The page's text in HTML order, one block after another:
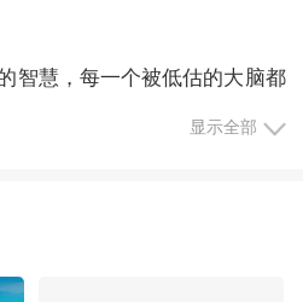
智慧，每一个被低估的大脑都
版特色
的野兽和被诅咒的骷髅大军，
显示全部